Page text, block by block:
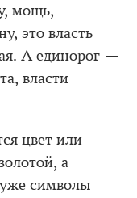
мощь,
это власть
А единорог —
власти
цвет или
а
символы